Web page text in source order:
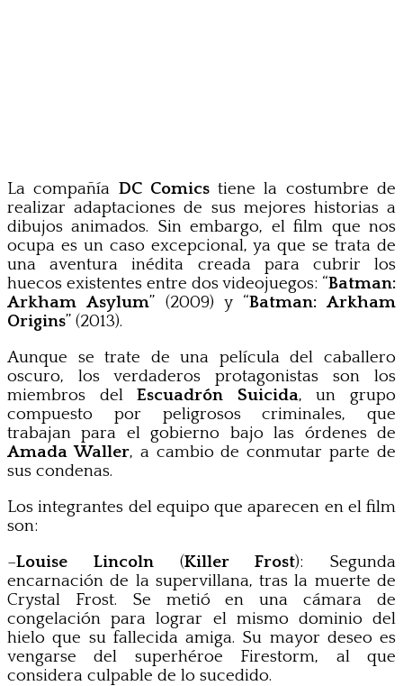
La compañía DC Comicstiene la costumbre de
realizar adaptaciones de sus mejores historias a
dibujos animados. Sin embargo, el film que nos
ocupa es un caso excepcional, ya que se trata de
una aventura inédita creada para cubrir los
huecos existentes entre dos videojuegos: “Batman:
Arkham Asylum” (2009) y “Batman: Arkham
Origins” (2013).
Aunque se trate de una película del caballero
oscuro, los verdaderos protagonistas son los
miembros delEscuadrón Suicida, un grupo
compuesto por peligrosos criminales, que
trabajan para el gobierno bajo las órdenes de
Amada Waller, a cambio de conmutar parte de
sus condenas.
Los integrantes del equipo que aparecen en el film
son:
–Louise Lincoln(Killer Frost): Segunda
encarnación de la supervillana, tras la muerte de
Crystal Frost. Se metió en una cámara de
congelación para lograr el mismo dominio del
hielo que su fallecida amiga. Su mayor deseo es
vengarse del superhéroe Firestorm, al que
considera culpable de lo sucedido.